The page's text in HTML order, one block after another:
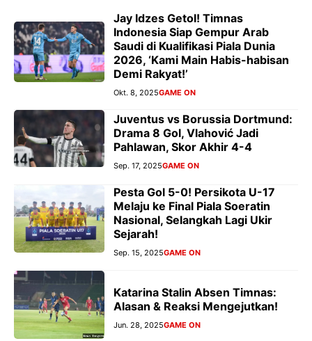
Jay Idzes Getol! Timnas
Indonesia Siap Gempur Arab
Saudi di Kualifikasi Piala Dunia
2026, ‘Kami Main Habis-habisan
Demi Rakyat!’
Okt. 8, 2025GAME ON
Juventus vs Borussia Dortmund:
Drama 8 Gol, Vlahović Jadi
Pahlawan, Skor Akhir 4-4
Sep. 17, 2025GAME ON
Pesta Gol 5-0! Persikota U-17
Melaju ke Final Piala Soeratin
Nasional, Selangkah Lagi Ukir
Sejarah!
Sep. 15, 2025GAME ON
Katarina Stalin Absen Timnas:
Alasan & Reaksi Mengejutkan!
Jun. 28, 2025GAME ON